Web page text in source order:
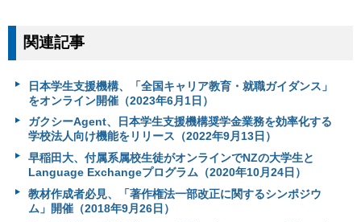
関連記事
日本学生支援機構、「全国キャリア教育・就職ガイダンス」
をオンライン開催（2023年6月1日）
ガクシーAgent、日本学生支援機構奨学金業務を効率化する
学校法人向け機能をリリース（2022年9月13日）
早稲田大、付属系属校生徒がオンラインでNZの大学生と
Language Exchangeプログラム（2020年10月24日）
教材作成者必見、「著作権法一部改正に関するシンポジウ
ム」開催（2018年9月26日）